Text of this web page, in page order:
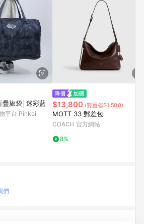
旅袋│迷彩藍
平台 Pinkoi
$13,800 (雙重省$1,500)
MOTT 33 郵差包
COACH 官方網站
8%
們